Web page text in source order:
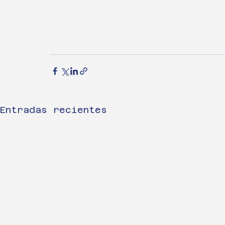
Entradas recientes